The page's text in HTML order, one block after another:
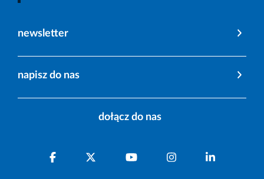
newsletter
napisz do nas
dołącz do nas